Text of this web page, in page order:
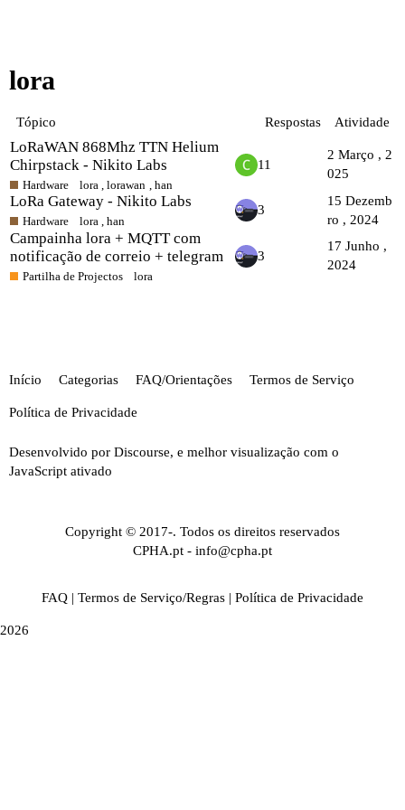
lora
Tópico Respostas Atividade
LoRaWAN 868Mhz TTN Helium
Chirpstack - Nikito Labs
Hardware lora ,lorawan han
11
2 Março , 2
025
LoRa Gateway - Nikito Labs
Hardware lora ,han
3
15 Dezemb
ro , 2024
Campainha lora + MQTT com
notificação de correio + telegram
Partilha de Projectos lora
3
17 Junho ,
2024
Início Categorias FAQ/Orientações Termos de Serviço
Política de Privacidade
Desenvolvido por Discourse, e melhor visualização com o
JavaScript ativado
Copyright © 2017-. Todos os direitos reservados
CPHA.pt - info@cpha.pt
FAQ | Termos de Serviço/Regras | Política de Privacidade
2026